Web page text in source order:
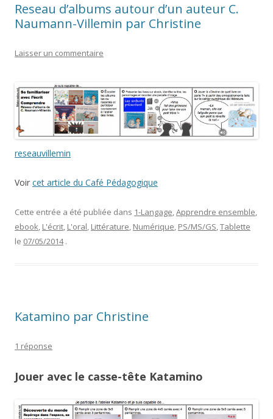
Reseau d’albums autour d’un auteur C.
Naumann-Villemin par Christine
Laisser un commentaire
reseauvillemin
Voir cet article du Café Pédagogique
Cette entrée a été publiée dans 1-Langage,Apprendre ensemble,
ebook, L'écrit, L'oral, Littérature, Numérique, PS/MS/GS,Tablette
le 07/05/2014 .
Katamino par Christine
1 réponse
Jouer avec le casse-tête Katamino